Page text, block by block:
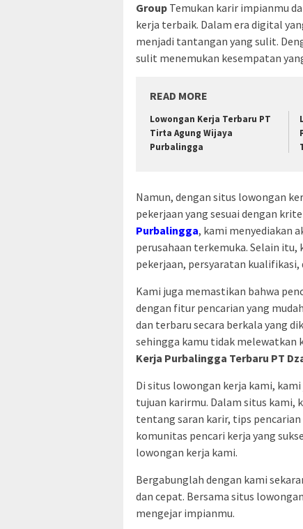
Group Temukan karir impianmu
kerja terbaik. Dalam era digital
menjadi tantangan yang sulit.
sulit menemukan kesempatan
READ MORE
Lowongan Kerja Terbaru PT
Tirta Agung Wijaya
Purbalingga
Namun, dengan situs lowongan
pekerjaan yang sesuai dengan
Purbalingga, kami menyediakan
perusahaan terkemuka. Selain
pekerjaan, persyaratan kualifikasi,
Kami juga memastikan bahwa
dengan fitur pencarian yang
dan terbaru secara berkala yang
sehingga kamu tidak melewatkan
Kerja Purbalingga Terbaru PT
Di situs lowongan kerja kami,
tujuan karirmu. Dalam situs
tentang saran karir, tips
komunitas pencari kerja yang
lowongan kerja kami.
Bergabunglah dengan kami
dan cepat. Bersama situs
mengejar impianmu.